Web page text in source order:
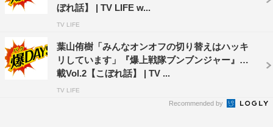
相馬理
●そうま・さとる…1996年10月 23日生まれ。静岡県出身。
とくて何が悪いの？』『美しい彼』などに出演。
ぼれ話】 | TV LIFE w...
TV LIFE
葉山侑樹「みんなオンオフの切り替えはハッキ
リしています」『爆上戦隊ブンブンジャー』連
載Vol.2【こぼれ話】 | TV ...
TV LIFE
Recommended by